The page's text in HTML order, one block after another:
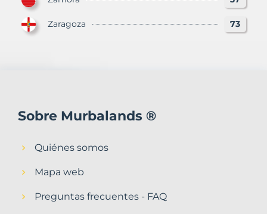
Zaragoza 73
Sobre Murbalands ®
Quiénes somos
Mapa web
Preguntas frecuentes - FAQ